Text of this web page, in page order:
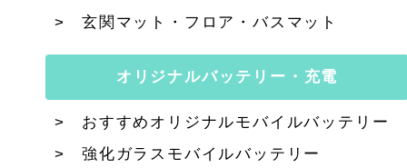
玄関マット・フロア・バスマット
オリジナルバッテリー・充電
おすすめオリジナルモバイルバッテリー
強化ガラスモバイルバッテリー